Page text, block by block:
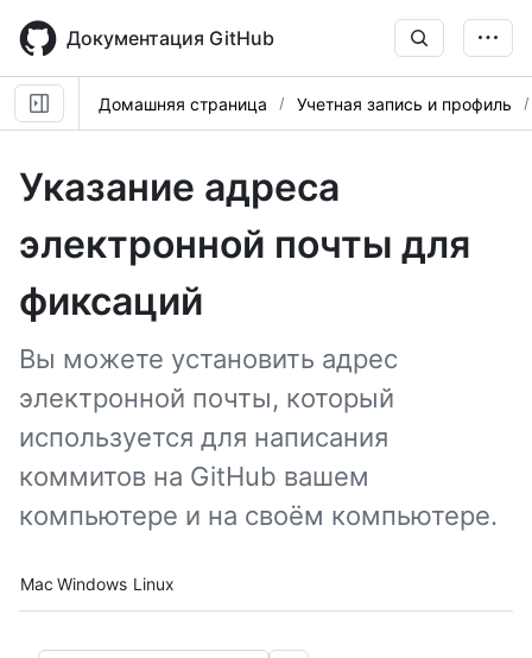
main
content
Документация GitHub
Домашняя страница Учетная запись и профиль
Указание адреса
электронной почты для
фиксаций
Вы можете установить адрес
электронной почты, который
используется для написания
коммитов на GitHub вашем
компьютере и на своём компьютере.
Platform navigation
Mac Windows Linux